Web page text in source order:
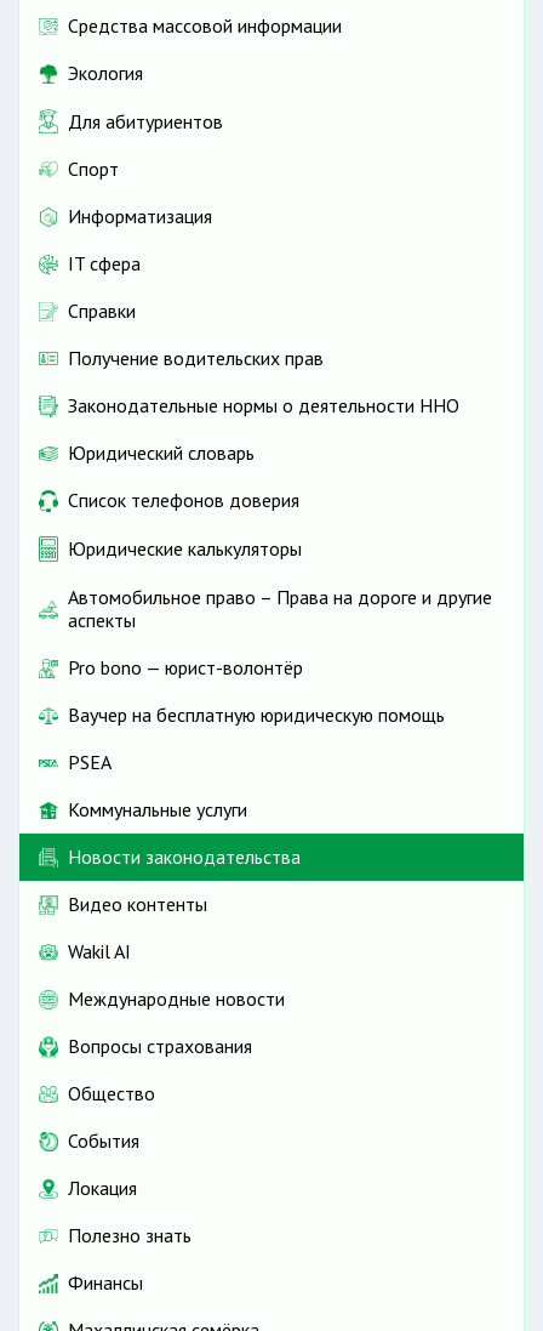
Средства массовой информации
Экология
Для абитуриентов
Спорт
Информатизация
IT сфера
Справки
Получение водительских прав
Законодательные нормы о деятельности ННО
Юридический словарь
Список телефонов доверия
Юридические калькуляторы
Автомобильное право – Права на дороге и другие
аспекты
Pro bono — юрист-волонтёр
Ваучер на бесплатную юридическую помощь
PSEA
Коммунальные услуги
Новости законодательства
Видео контенты
Wakil AI
Международные новости
Вопросы страхования
Общество
События
Локация
Полезно знать
Финансы